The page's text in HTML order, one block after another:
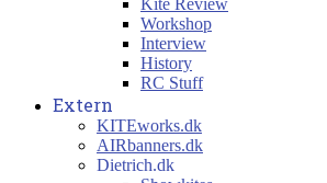
Kite Review
Workshop
Interview
History
RC Stuff
Extern
KITEworks.dk
AIRbanners.dk
Dietrich.dk